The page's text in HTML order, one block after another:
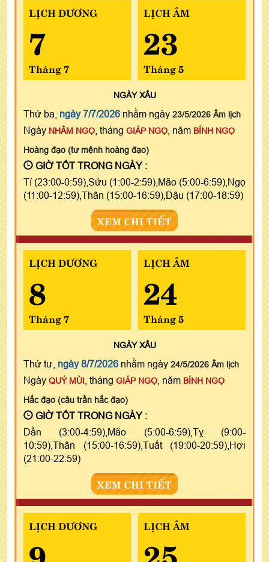
LỊCH DƯƠNG
7
Tháng 7
LỊCH ÂM
23
Tháng 5
NGÀYXẤU
Thứ ba, ngày 7/7/2026 nhằm ngày 23/5/2026 Âm lịch
Ngày NHÂM NGỌ , tháng GIÁP NGỌ , năm BÍNH NGỌ
Hoàng đạo (tư mệnh hoàng đạo)
GIỜ TỐT TRONG NGÀY :
Tí (23:00-0:59),Sửu (1:00-2:59),Mão (5:00-6:59),Ngọ
(11:00-12:59),Thân (15:00-16:59),Dậu (17:00-18:59)
XEM CHI TIẾT
LỊCH DƯƠNG
8
Tháng 7
LỊCH ÂM
24
Tháng 5
NGÀYXẤU
Thứ tư, ngày 8/7/2026 nhằm ngày 24/5/2026 Âm lịch
Ngày QUÝ MÙI , tháng GIÁP NGỌ , năm BÍNH NGỌ
Hắc đạo (câu trần hắc đạo)
GIỜ TỐT TRONG NGÀY :
Dần (3:00-4:59),Mão (5:00-6:59),Tỵ (9:00-
10:59),Thân (15:00-16:59),Tuất (19:00-20:59),Hợi
(21:00-22:59)
XEM CHI TIẾT
LỊCH DƯƠNG LỊCH ÂM